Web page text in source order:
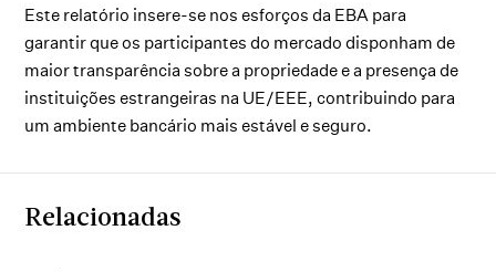
Este relatório insere-se nos esforços da EBA para
garantir que os participantes do mercado disponham de
maior transparência sobre a propriedade e a presença de
instituições estrangeiras na UE/EEE, contribuindo para
um ambiente bancário mais estável e seguro.
Relacionadas